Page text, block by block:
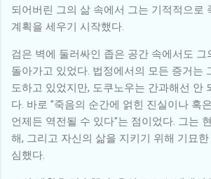
되어버린 그의 삶 속에서 그는 기적적으로
계획을 세우기 시작했다.
검은 벽에 둘러싸인 좁은 공간 속에서도 그
돌아가고 있었다. 법정에서의 모든 증거는
도하고 있었지만, 도쿠노우는 간과해선 안
다. 바로 "죽음의 순간에 얽힌 진실이나 혹
언제든 역전될 수 있다"는 점이었다. 그는
해, 그리고 자신의 삶을 지키기 위해 기묘
심했다.